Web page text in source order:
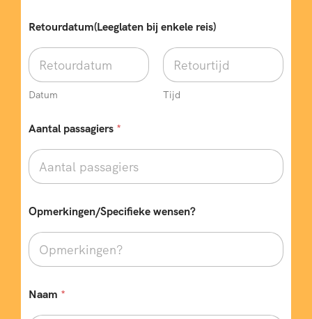
Retourdatum(Leeglaten bij enkele reis)
Datum Tijd
Aantal passagiers *
Opmerkingen/Specifieke wensen?
O
Naam *